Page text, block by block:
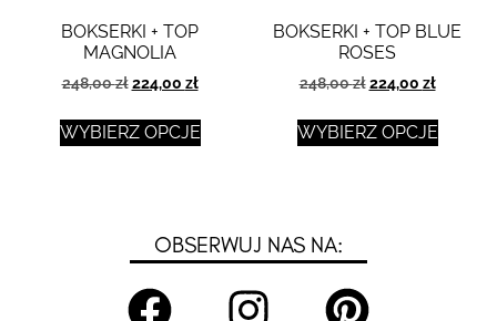
BOKSERKI + TOP
MAGNOLIA
248,00zł 224,00 zł
WYBIERZ OPCJE
BOKSERKI + TOP BLUE
ROSES
248,00zł 224,00 zł
WYBIERZ OPCJE
OBSERWUJ NAS NA: